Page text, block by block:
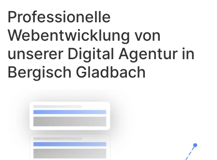
Professionelle
Webentwicklung von
unserer Digital Agentur in
Bergisch Gladbach